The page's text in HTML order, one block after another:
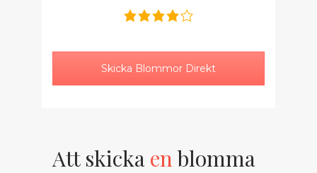
Skicka Blommor Direkt
Att skicka en blomma